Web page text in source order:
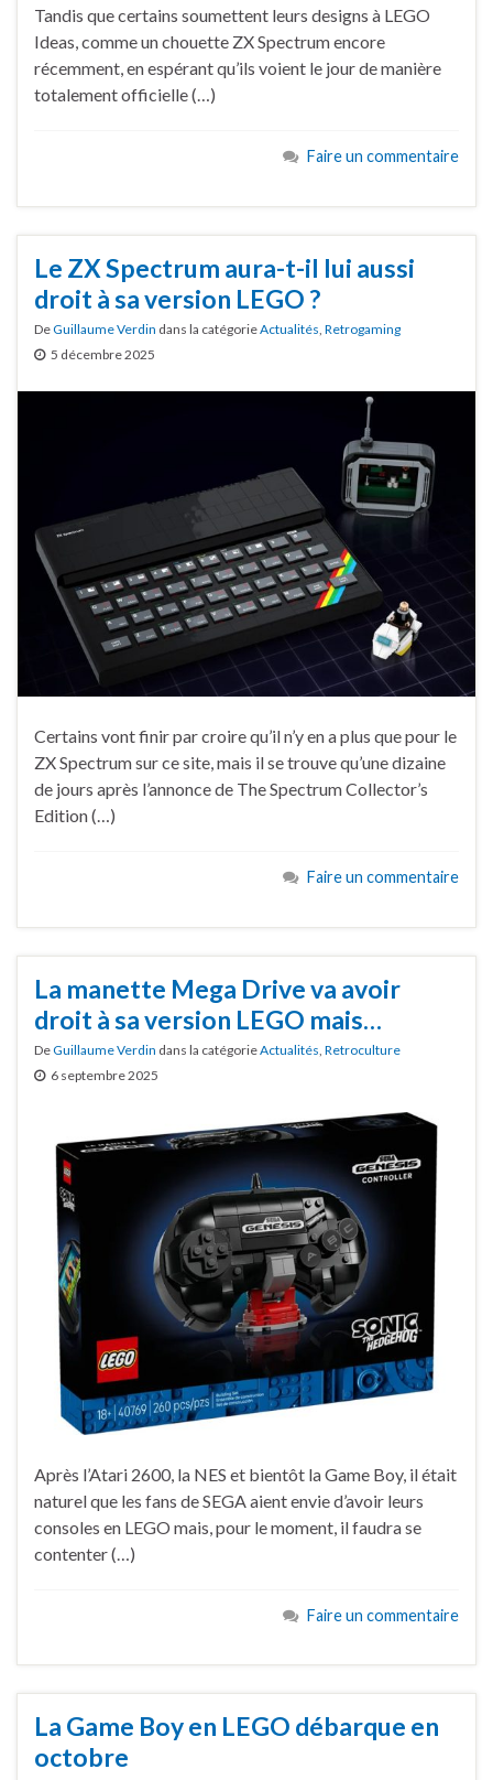
Tandis que certains soumettent leurs designs à LEGO
Ideas, comme un chouette ZX Spectrum encore
récemment, en espérant qu’ils voient le jour de manière
totalement officielle (…)
Faire un commentaire
Le ZX Spectrum aura-t-il lui aussi
droit à sa version LEGO ?
DeGuillaume Verdin dans la catégorieActualités Retrogaming
5 décembre 2025
Certains vont finir par croire qu’il n’y en a plus que pour le
ZX Spectrum sur ce site, mais il se trouve qu’une dizaine
de jours après l’annonce de The Spectrum Collector’s
Edition (…)
Faire un commentaire
La manette Mega Drive va avoir
droit à sa version LEGO mais…
DeGuillaume Verdin dans la catégorieActualités Retroculture
6 septembre 2025
Après l’Atari 2600, la NES et bientôt la Game Boy, il était
naturel que les fans de SEGA aient envie d’avoir leurs
consoles en LEGO mais, pour le moment, il faudra se
contenter (…)
Faire un commentaire
La Game Boy en LEGO débarque en
octobre